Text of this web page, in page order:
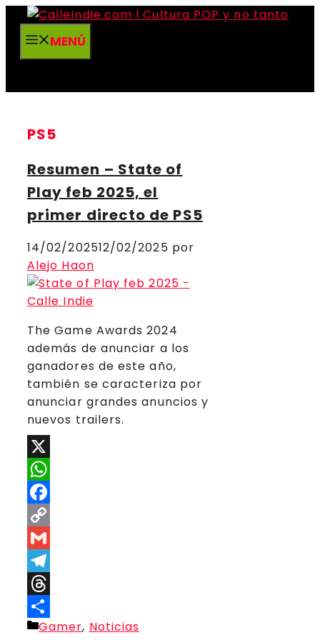
Saltar
contenidoMENÚ
PS5
Resumen – State of
Play feb 2025, el
primer directo de PS5
14/02/202512/02/2025 por
Alejo Haon
The Game Awards 2024
además de anunciar a los
ganadores de este año,
también se caracteriza por
anunciar grandes anuncios y
nuevos trailers.
X
WhatsApp
Facebook
Copy
Link
Gmail
Telegram
Threads
Compartir
Categorías
Gamer, Noticias